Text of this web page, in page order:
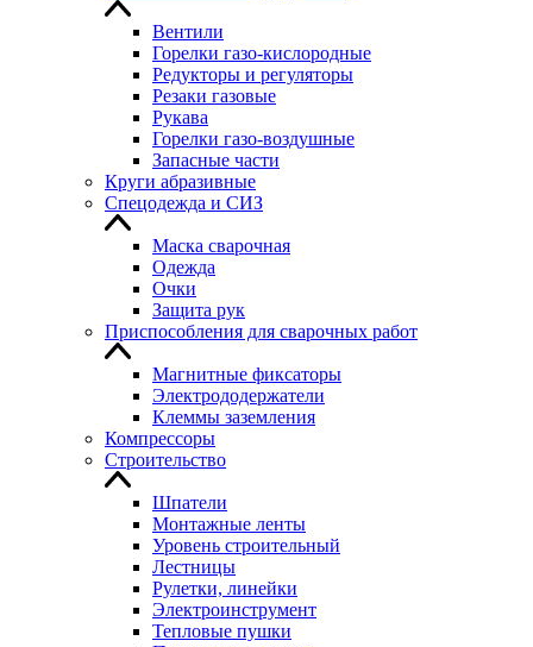
Вентили
Горелки газо-кислородные
Редукторы и регуляторы
Резаки газовые
Рукава
Горелки газо-воздушные
Запасные части
Круги абразивные
Спецодежда и СИЗ
Маска сварочная
Одежда
Очки
Защита рук
Приспособления для сварочных работ
Магнитные фиксаторы
Электрододержатели
Клеммы заземления
Компрессоры
Строительство
Шпатели
Монтажные ленты
Уровень строительный
Лестницы
Рулетки, линейки
Электроинструмент
Тепловые пушки